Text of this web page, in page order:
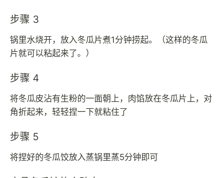
步骤 3
锅里水烧开，放入冬瓜片煮1分钟捞起。（这样的冬瓜
片就可以粘起来了。）
步骤 4
将冬瓜皮沾有生粉的一面朝上，肉馅放在冬瓜片上，对
角折起来，轻轻捏一下就粘住了
步骤 5
将捏好的冬瓜饺放入蒸锅里蒸5分钟即可